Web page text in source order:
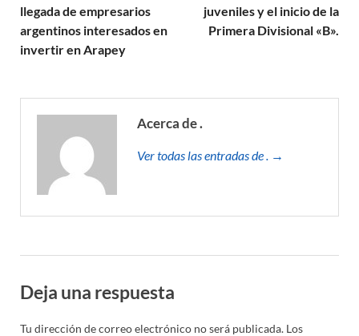
llegada de empresarios
argentinos interesados en
invertir en Arapey
juveniles y el inicio de la
Primera Divisional «B».
Acerca de .
Ver todas las entradas de . →
Deja una respuesta
Tu dirección de correo electrónico no será publicada. Los